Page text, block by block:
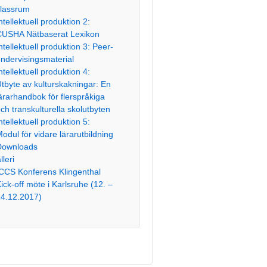
produktion 2:
Nätbaserat Lexikon
produktion 3: Peer-
produktion 4:
av kulturskakningar: En
för flerspråkiga
transkulturella skolutbyten
produktion 5:
för vidare lärarutbildning
Konferens Klingenthal
off möte i Karlsruhe (12. –